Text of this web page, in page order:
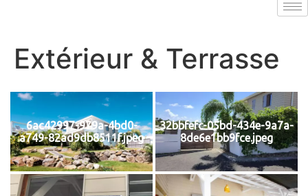
Extérieur & Terrasse
6ac42997-979a-4bd0-
a749-82ad9db8511f.jpeg
32bbfefc-05bd-434e-9a7a-
8de6e1bb9fce.jpeg